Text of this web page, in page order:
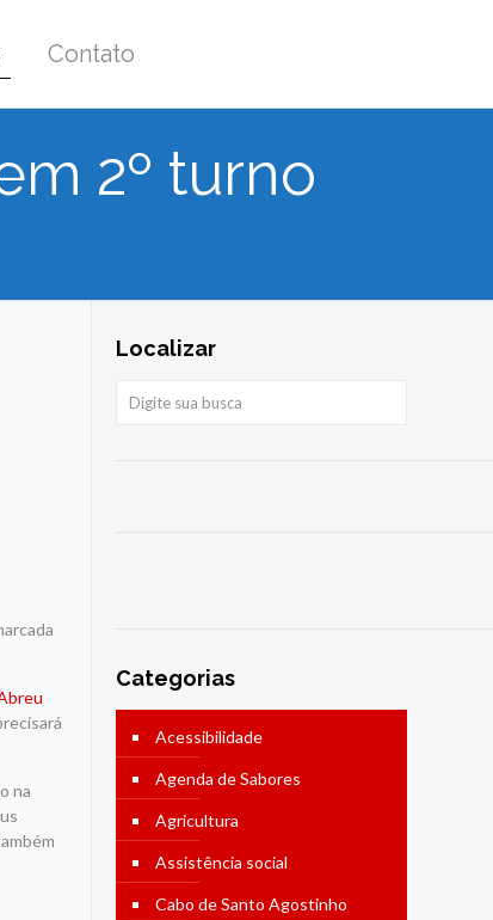
Contato
2º turno
na
Localizar
Categorias
Acessibilidade
Agenda de Sabores
Agricultura
Assistência social
Cabo de Santo Agostinho